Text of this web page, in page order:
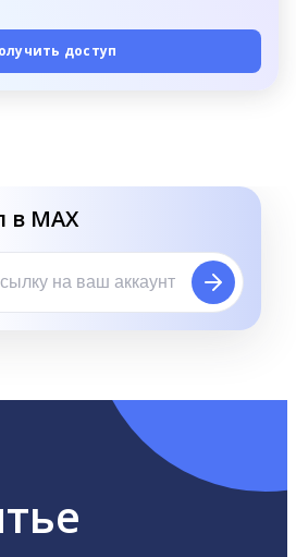
доступ
в MAX